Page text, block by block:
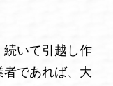
続いて引越し作
であれば、大